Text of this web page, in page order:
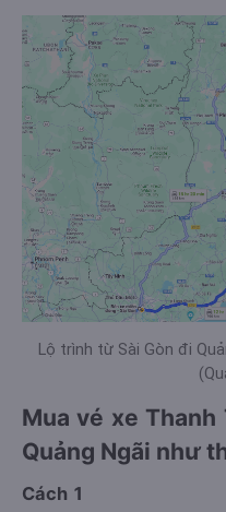
Lộ trình từ Sài Gòn đi
Mua vé xe
Quảng Ngãi như
Cách 1